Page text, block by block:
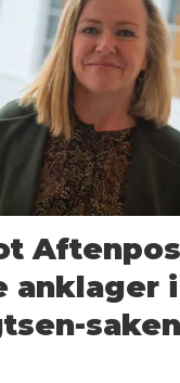
anklager i